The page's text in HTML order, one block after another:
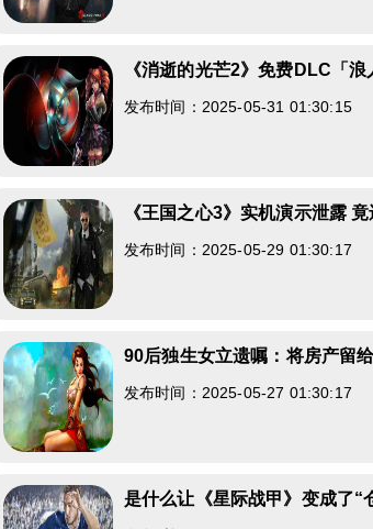
《消逝的光芒2》免费DLC「浪
发布时间：2025-05-31 01:30:15
《王国之心3》实机演示泄露
发布时间：2025-05-29 01:30:17
90后独生女立遗嘱：将房产留
发布时间：2025-05-27 01:30:17
是什么让《星际战甲》变成了“